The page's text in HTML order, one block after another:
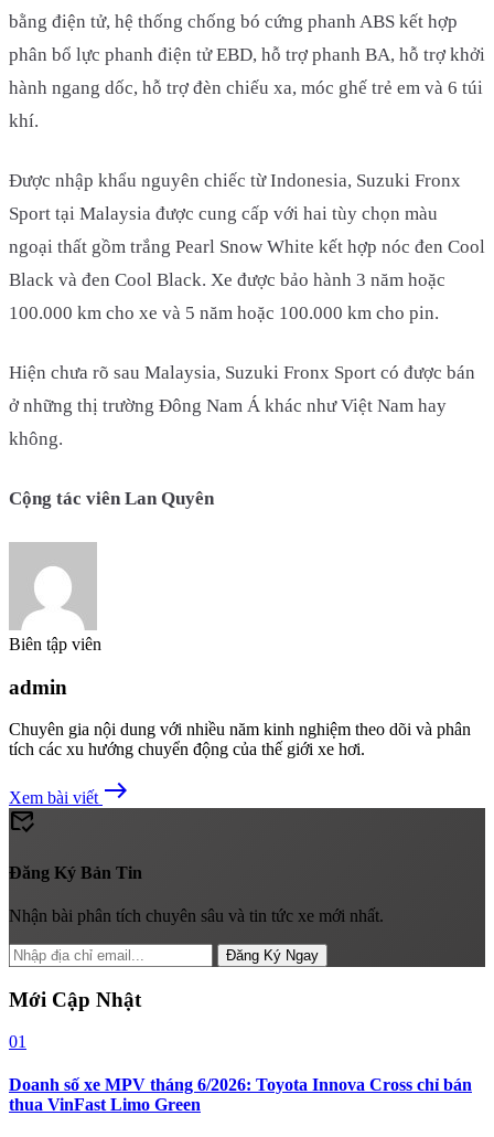
bằng điện tử, hệ thống chống bó cứng phanh ABS kết hợp
phân bổ lực phanh điện tử EBD, hỗ trợ phanh BA, hỗ trợ khởi
hành ngang dốc, hỗ trợ đèn chiếu xa, móc ghế trẻ em và 6 túi
khí.
Được nhập khẩu nguyên chiếc từ Indonesia, Suzuki Fronx
Sport tại Malaysia được cung cấp với hai tùy chọn màu
ngoại thất gồm trắng Pearl Snow White kết hợp nóc đen Cool
Black và đen Cool Black. Xe được bảo hành 3 năm hoặc
100.000 km cho xe và 5 năm hoặc 100.000 km cho pin.
Hiện chưa rõ sau Malaysia, Suzuki Fronx Sport có được bán
ở những thị trường Đông Nam Á khác như Việt Nam hay
không.
Cộng tác viên Lan Quyên
Biên tập viên
admin
Chuyên gia nội dung với nhiều năm kinh nghiệm theo dõi và phân
tích các xu hướng chuyển động của thế giới xe hơi.
Xem bài viết east
mark_email_read
Đăng Ký Bản Tin
Nhận bài phân tích chuyên sâu và tin tức xe mới nhất.
Đăng Ký Ngay
Mới Cập Nhật
01
Doanh số xe MPV tháng 6/2026: Toyota Innova Cross chỉ bán
thua VinFast Limo Green